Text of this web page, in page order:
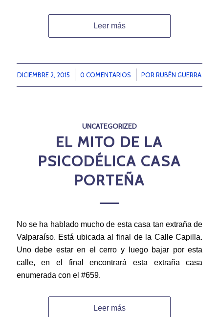
Leer más
DICIEMBRE 2, 2015
/ 0 COMENTARIOS
/ PORRUBÉN GUERRA
UNCATEGORIZED
EL MITO DE LA
PSICODÉLICA CASA
PORTEÑA
No se ha hablado mucho de esta casa tan extraña de
Valparaíso. Está ubicada al final de la Calle Capilla.
Uno debe estar en el cerro y luego bajar por esta
calle, en el final encontrará esta extraña casa
enumerada con el #659.
Leer más